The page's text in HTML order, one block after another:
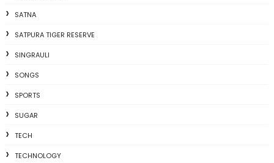
SATNA
SATPURA TIGER RESERVE
SINGRAULI
SONGS
SPORTS
SUGAR
TECH
TECHNOLOGY